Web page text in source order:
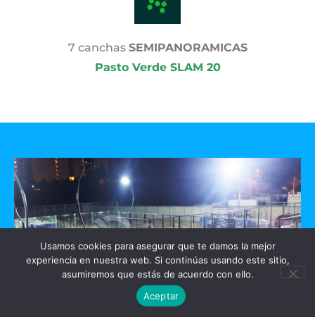
7 canchas SEMIPANORAMICAS
Pasto Verde SLAM 20
Usamos cookies para asegurar que te damos la mejor
experiencia en nuestra web. Si continúas usando este sitio,
asumiremos que estás de acuerdo con ello.
Aceptar